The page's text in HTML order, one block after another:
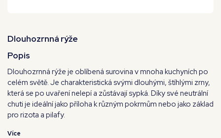
Dlouhozrnná rýže
Popis
Dlouhozrnná rýže je oblíbená surovina v mnoha kuchyních po
celém světě. Je charakteristická svými dlouhými, štíhlými zrny,
která se po uvaření nelepí a zůstávají sypká. Díky své neutrální
chuti je ideální jako příloha k různým pokrmům nebo jako základ
pro rizota a pilafy.
Více